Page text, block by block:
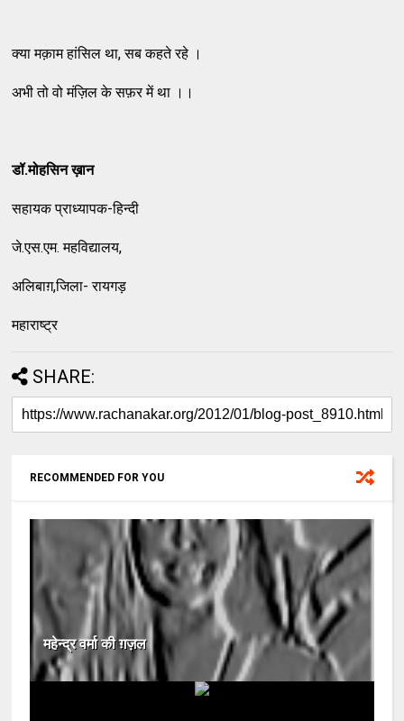
क्या मक़ाम हांसिल था, सब कहते रहे ।
अभी तो वो मंज़िल के सफ़र में था ।।
डॉ.मोहसिन ख़ान
सहायक प्राध्यापक-हिन्दी
जे.एस.एम. महविद्यालय,
अलिबाग़,जिला- रायगड़
महाराष्ट्र
SHARE:
RECOMMENDED FOR YOU
महेन्द्र वर्मा की ग़ज़ल